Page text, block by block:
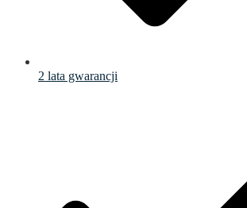
2 lata gwarancji